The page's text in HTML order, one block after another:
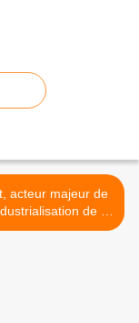
acteur majeur de
de la
France >